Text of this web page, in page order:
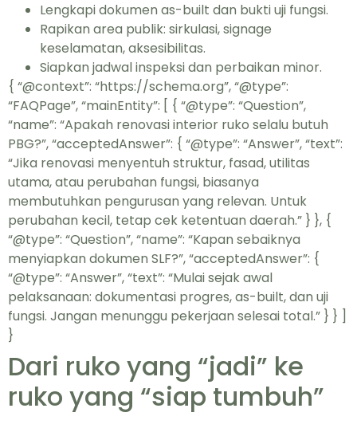
Lengkapi dokumen as-built dan bukti uji fungsi.
Rapikan area publik: sirkulasi, signage
keselamatan, aksesibilitas.
Siapkan jadwal inspeksi dan perbaikan minor.
{ “@context”: “https://schema.org”, “@type”:
“FAQPage”, “mainEntity”: [ { “@type”: “Question”,
“name”: “Apakah renovasi interior ruko selalu butuh
PBG?”, “acceptedAnswer”: { “@type”: “Answer”, “text”:
“Jika renovasi menyentuh struktur, fasad, utilitas
utama, atau perubahan fungsi, biasanya
membutuhkan pengurusan yang relevan. Untuk
perubahan kecil, tetap cek ketentuan daerah.” } }, {
“@type”: “Question”, “name”: “Kapan sebaiknya
menyiapkan dokumen SLF?”, “acceptedAnswer”: {
“@type”: “Answer”, “text”: “Mulai sejak awal
pelaksanaan: dokumentasi progres, as-built, dan uji
fungsi. Jangan menunggu pekerjaan selesai total.” } } ]
}
Dari ruko yang “jadi” ke
ruko yang “siap tumbuh”